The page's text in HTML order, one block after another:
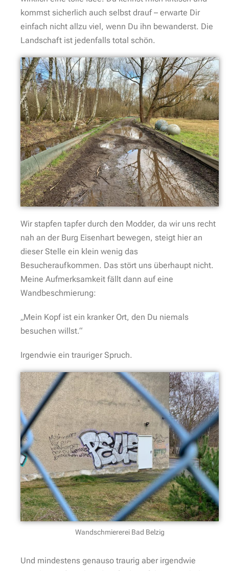
kommst sicherlich auch selbst drauf – erwarte Dir
einfach nicht allzu viel, wenn Du ihn bewanderst. Die
Landschaft ist jedenfalls total schön.
Wir stapfen tapfer durch den Modder, da wir uns recht
nah an der Burg Eisenhart bewegen, steigt hier an
dieser Stelle ein klein wenig das
Besucheraufkommen. Das stört uns überhaupt nicht.
Meine Aufmerksamkeit fällt dann auf eine
Wandbeschmierung:
„Mein Kopf ist ein kranker Ort, den Du niemals
besuchen willst.“
Irgendwie ein trauriger Spruch.
Wandschmiererei Bad Belzig
Und mindestens genauso traurig aber irgendwie